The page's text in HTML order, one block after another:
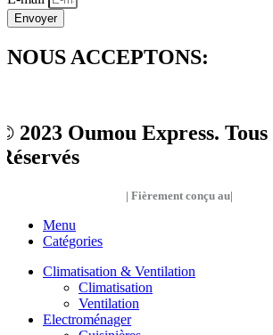
Envoyer
NOUS ACCEPTONS:
2023 Oumou Express.
| Fièrement conçu au|
Menu
Catégories
Climatisation & Ventilation
Climatisation
Ventilation
Electroménager